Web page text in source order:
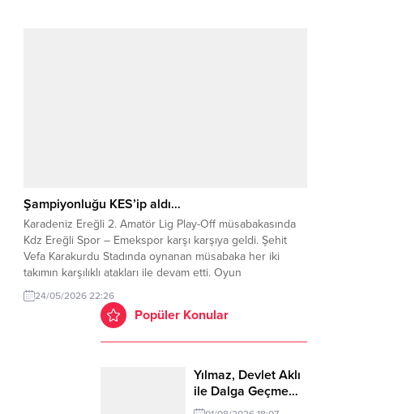
Şampiyonluğu KES’ip aldı…
Karadeniz Ereğli 2. Amatör Lig Play-Off müsabakasında
Kdz Ereğli Spor – Emekspor karşı karşıya geldi. Şehit
Vefa Karakurdu Stadında oynanan müsabaka her iki
takımın karşılıklı atakları ile devam etti. Oyun
üstünlüğünü elinde bulunduran Kdz Ereğli Spor, 67.
dakikada Emeksporlu Dinçer Çınar’ın kendi kalesine
attığı gol ile 1-0 öne geçti. Karşılaşmada...
24/05/2026 22:26
Popüler Konular
Yılmaz, Devlet Aklı
ile Dalga Geçme…